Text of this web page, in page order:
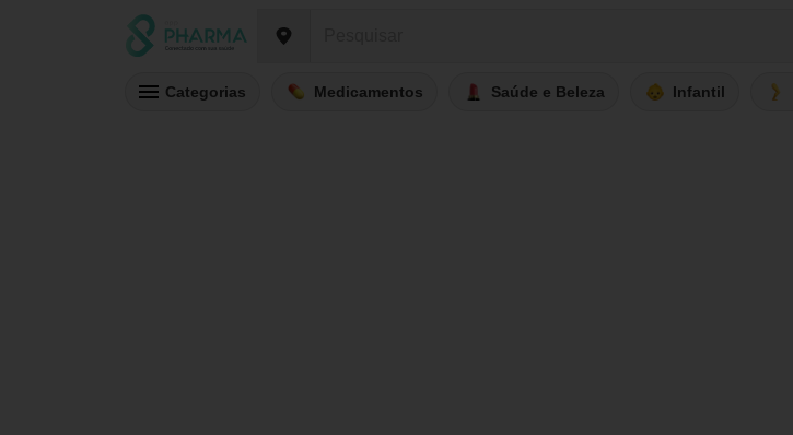
Categorias Medicamentos Saúde e Beleza Infantil